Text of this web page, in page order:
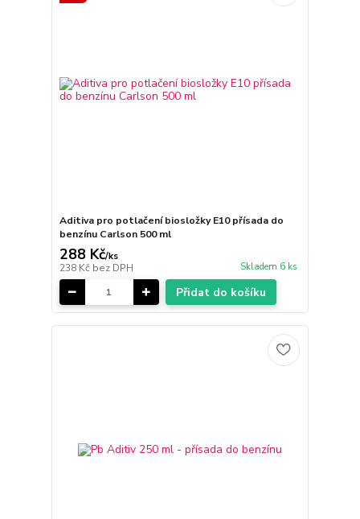
Aditiva pro potlačení biosložky E10 přísada do
benzínu Carlson 500 ml
288 Kč/ks
238 Kč bez DPH Skladem 6 ks
Přidat do košíku